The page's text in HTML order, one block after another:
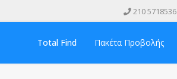
210 5718536
Total Find Πακέτα Προβολής